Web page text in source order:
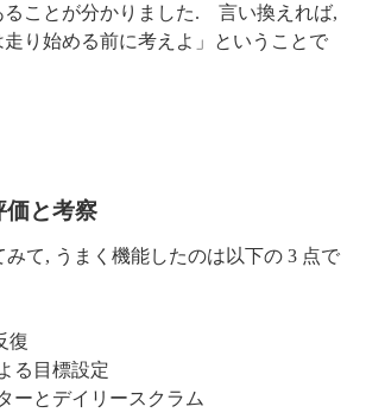
ることが分かりました. 言い換えれば,
走り始める前に考えよ」ということで
価と考察
みて, うまく機能したのは以下の 3 点で
復
る目標設定
ーとデイリースクラム